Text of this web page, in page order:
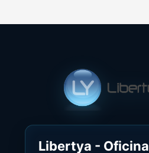
Libertya - Oficina